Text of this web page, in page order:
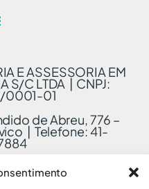
E ASSESSORIA EM
S/C LTDA | CNPJ:
0001-01
de Abreu, 776 –
| Telefone: 41-